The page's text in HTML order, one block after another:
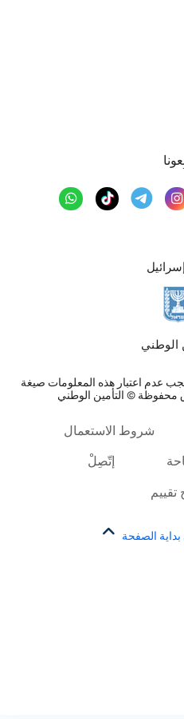
عدم اعتبار هذه المعلومات صيغة
© التأمين الوطني
شروط الاستعمال
إتّصِلْ
الصفحة